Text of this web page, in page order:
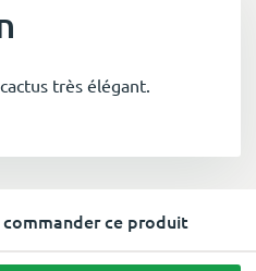
très élégant.
ce produit